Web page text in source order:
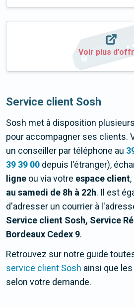
Voir plus
Service client Sosh
Sosh met à disposition
pour accompagner ses clients.
un conseiller par téléphone au
39 39 00 depuis l'étranger),
ligne ou via votre espace client
au samedi de 8h à 22h. Il est
d'adresser un courrier à
Service client Sosh, Service
Bordeaux Cedex 9.
Retrouvez sur notre guide
service client Sosh ainsi que
selon votre demande.